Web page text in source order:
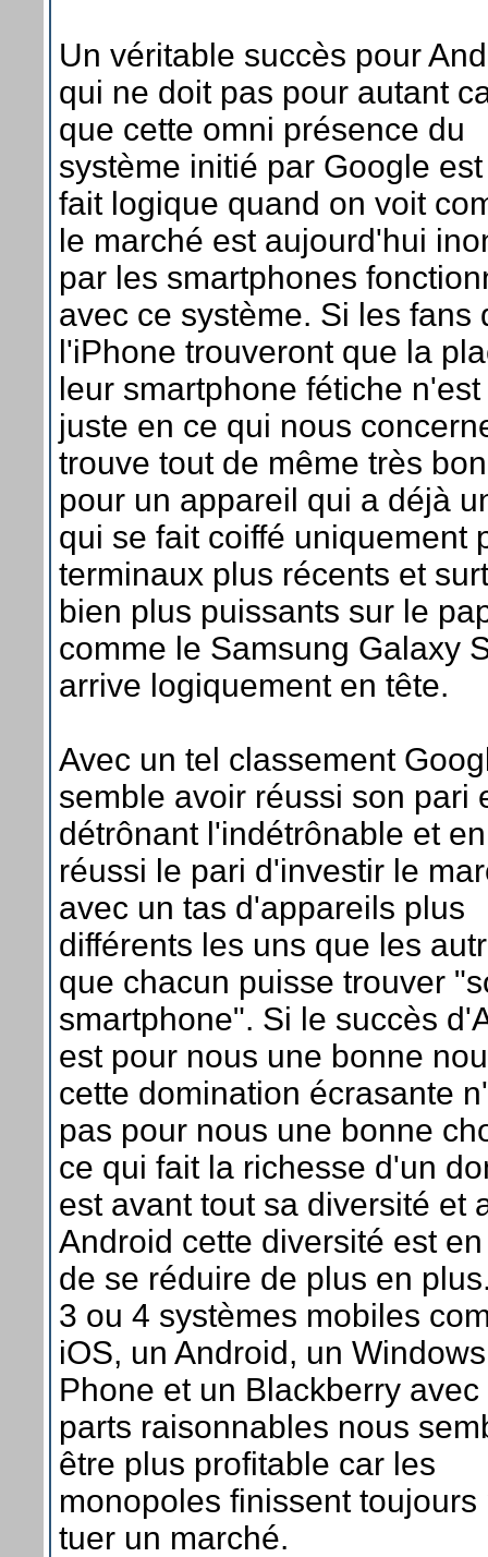
Un véritable succès pour
qui ne doit pas pour autant
que cette omni présence du
système initié par Google
fait logique quand on voit
le marché est aujourd'hui
par les smartphones
avec ce système. Si les fans
l'iPhone trouveront que la
leur smartphone fétiche
juste en ce qui nous
trouve tout de même très
pour un appareil qui a déjà
qui se fait coiffé uniquement
terminaux plus récents et
bien plus puissants sur le
comme le Samsung Galaxy
arrive logiquement en tête.
Avec un tel classement
semble avoir réussi son pari
détrônant l'indétrônable et
réussi le pari d'investir le
avec un tas d'appareils plus
différents les uns que les
que chacun puisse trouver
smartphone". Si le succès
est pour nous une bonne
cette domination écrasante
pas pour nous une bonne
ce qui fait la richesse d'un
est avant tout sa diversité et
Android cette diversité est
de se réduire de plus en
3 ou 4 systèmes mobiles
iOS, un Android, un Windows
Phone et un Blackberry avec
parts raisonnables nous
être plus profitable car les
monopoles finissent toujours
tuer un marché.